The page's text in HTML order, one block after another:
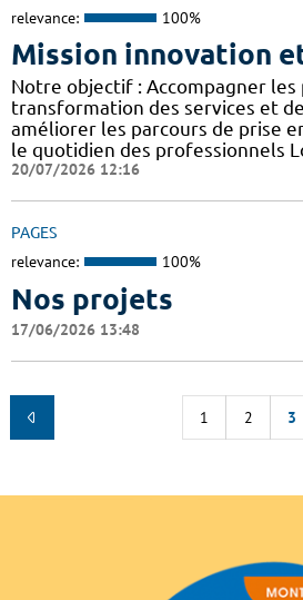
relevance: 100%
Mission innovation
Notre objectif : Accompagner les
transformation des services et
améliorer les parcours de prise
le quotidien des professionnels
20/07/2026 12:16
PAGES
relevance: 100%
Nos projets
17/06/2026 13:48
1 2 3